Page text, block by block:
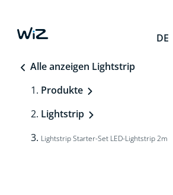
DE
Alle anzeigen Lightstrip
Produkte
Lightstrip
Lightstrip Starter-Set LED-Lightstrip 2m